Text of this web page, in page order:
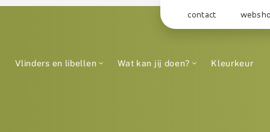
contact
Vlinders en libellen Wat kan jij doen? Kleurkeur